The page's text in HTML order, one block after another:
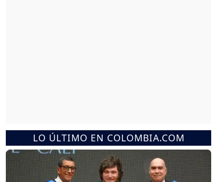
LO ÚLTIMO EN COLOMBIA.COM